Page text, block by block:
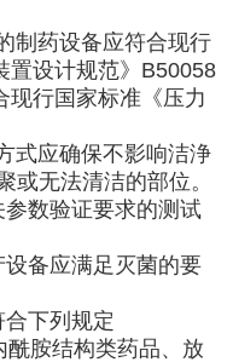
制药设备应符合现行
置设计规范》B50058
现行国家标准《压力
式应确保不影响洁浄
或无法清洁的部位。
数验证要求的测试
备应满足灭菌的要
下列规定
胺结构类药品、放